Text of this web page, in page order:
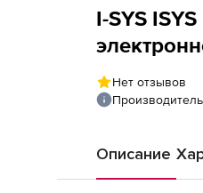
I-SYS ISYS DocTrix (лицензия DocFlow 2013/2016 Система
Нет отзывов
Описание